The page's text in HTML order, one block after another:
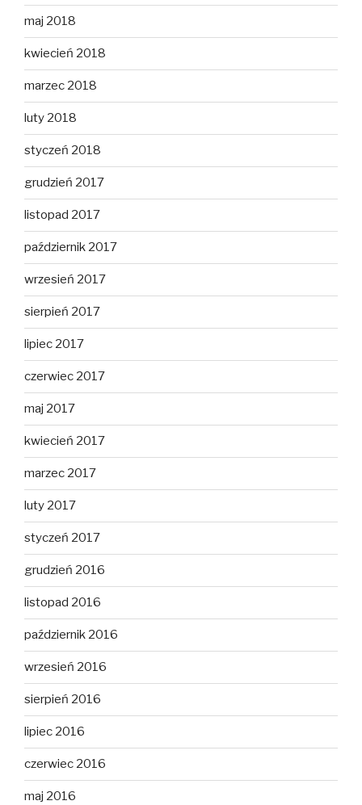
maj 2018
kwiecień 2018
marzec 2018
luty 2018
styczeń 2018
grudzień 2017
listopad 2017
październik 2017
wrzesień 2017
sierpień 2017
lipiec 2017
czerwiec 2017
maj 2017
kwiecień 2017
marzec 2017
luty 2017
styczeń 2017
grudzień 2016
listopad 2016
październik 2016
wrzesień 2016
sierpień 2016
lipiec 2016
czerwiec 2016
maj 2016